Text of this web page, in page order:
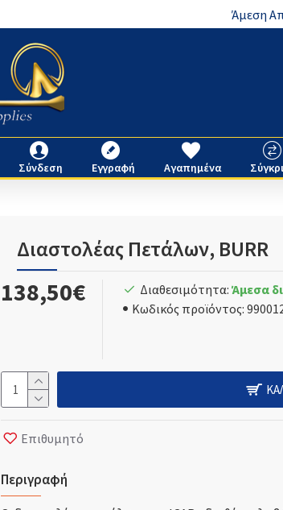
Άμεση
Σύνδεση Εγγραφή Αγαπημένα
Διαστολέας Πετάλων, BURR
138,50€ Διαθεσιμότητα: Άμεσα
Κωδικός προϊόντος:
Επιθυμητό
Περιγραφή